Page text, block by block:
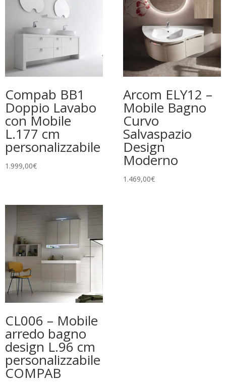
Compab BB1
Doppio Lavabo
con Mobile
L.177 cm
personalizzabile
1.999,00€
Arcom ELY12 –
Mobile Bagno
Curvo
Salvaspazio
Design
Moderno
1.469,00€
CL006 – Mobile
arredo bagno
design L.96 cm
personalizzabile
COMPAB